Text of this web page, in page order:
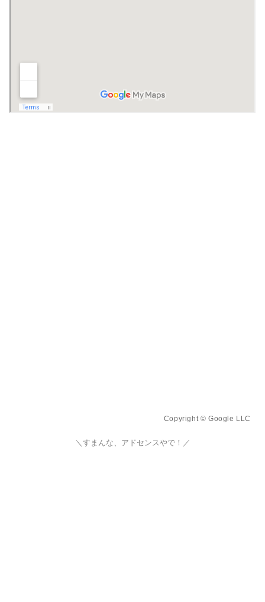
Copyright © Google LLC
＼すまんな、アドセンスやで！／